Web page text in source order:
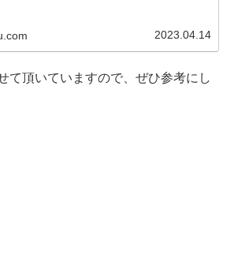
2023.04.14
て頂いていますので、ぜひ参考にし